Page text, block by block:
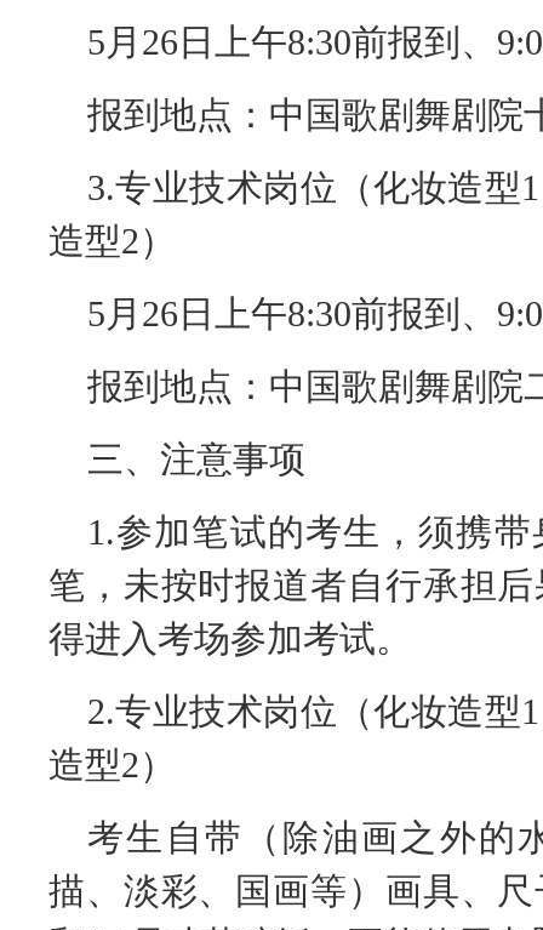
5月26日上午8:30前报到、
报到地点：中国歌剧舞剧院
3.专业技术岗位（化妆造型1
造型2）
5月26日上午8:30前报到、
报到地点：中国歌剧舞剧院
三、注意事项
1.参加笔试的考生，须携
笔，未按时报道者自行承担
得进入考场参加考试。
2.专业技术岗位（化妆造型1
造型2）
考生自带（除油画之外的
描、淡彩、国画等）画具、